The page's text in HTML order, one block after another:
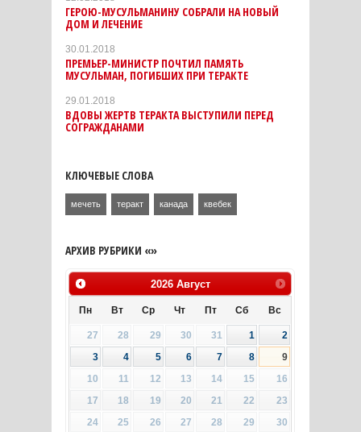
ГЕРОЮ-МУСУЛЬМАНИНУ СОБРАЛИ НА НОВЫЙ
ДОМ И ЛЕЧЕНИЕ
30.01.2018
ПРЕМЬЕР-МИНИСТР ПОЧТИЛ ПАМЯТЬ
МУСУЛЬМАН, ПОГИБШИХ ПРИ ТЕРАКТЕ
29.01.2018
ВДОВЫ ЖЕРТВ ТЕРАКТА ВЫСТУПИЛИ ПЕРЕД
СОГРАЖДАНАМИ
КЛЮЧЕВЫЕ СЛОВА
мечеть теракт канада квебек
АРХИВ РУБРИКИ «»
2026 Август
Пн Вт Ср Чт Пт Сб Вс
27 28 29 30 31 1
2
3
4 5 6 7 8
9
10
11 12 13 14 15
16
17
18 19 20 21 22
23
24
25 26 27 28 29
30